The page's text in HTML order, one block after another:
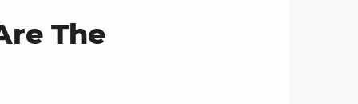
The